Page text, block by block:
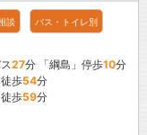
談 バス・トイレ別
ス27分 「綱島」停歩10分
徒歩54分
徒歩59分